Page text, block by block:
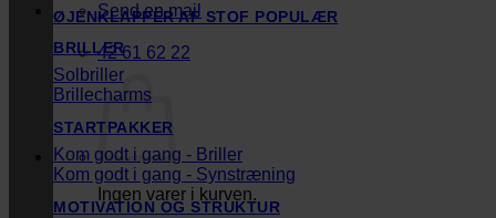
Send en mail
42 61 62 22
Ingen varer i kurven.
ØJENKLAPPER AF STOF
BRILLER
Solbriller
Brillecharms
STARTPAKKER
Kom godt i gang - Briller
Kom godt i gang - Synstræning
MOTIVATION OG STRUKTUR